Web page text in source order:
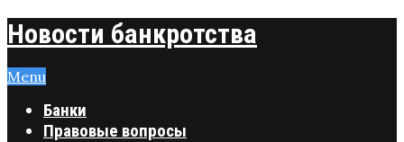
Новости банкротства
Menu
Банки
Правовые вопросы